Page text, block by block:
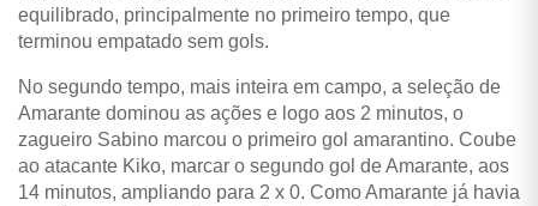
equilibrado, principalmente no primeiro tempo, que
terminou empatado sem gols.
No segundo tempo, mais inteira em campo, a seleção de
Amarante dominou as ações e logo aos 2 minutos, o
zagueiro Sabino marcou o primeiro gol amarantino. Coube
ao atacante Kiko, marcar o segundo gol de Amarante, aos
14 minutos, ampliando para 2 x 0. Como Amarante já havia